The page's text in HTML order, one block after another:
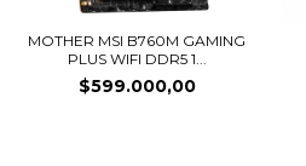
MOTHER MSI B760M GAMING
PLUS WIFI DDR5 1...
$599.000,00